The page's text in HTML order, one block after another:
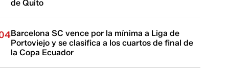
de Quito
Barcelona SC vence por la mínima a Liga de
Portoviejo y se clasifica a los cuartos de final de
la Copa Ecuador